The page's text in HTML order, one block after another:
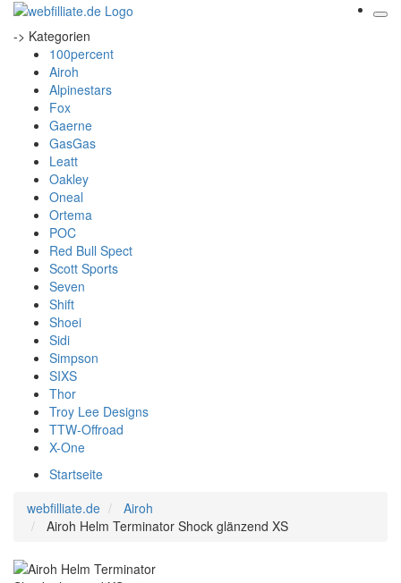
-> Kategorien
100percent
Airoh
Alpinestars
Fox
Gaerne
GasGas
Leatt
Oakley
Oneal
Ortema
POC
Red Bull Spect
Scott Sports
Seven
Shift
Shoei
Sidi
Simpson
SIXS
Thor
Troy Lee Designs
TTW-Offroad
X-One
Startseite
webfilliate.de
Airoh
Airoh Helm Terminator Shock glänzend XS